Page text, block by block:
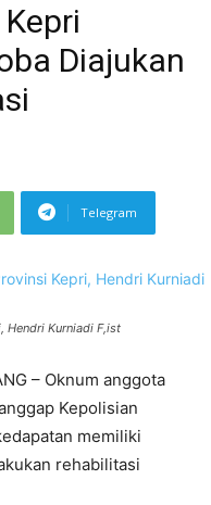
Diajukan
Telegram
Hendri Kurniadi F,ist
– Oknum anggota
Kepolisian
memiliki
rehabilitasi